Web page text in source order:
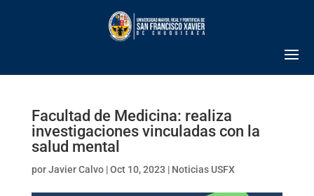
Facultad de Medicina: realiza
investigaciones vinculadas con la
salud mental
porJavier Calvo|Oct 10, 2023 | Noticias USFX